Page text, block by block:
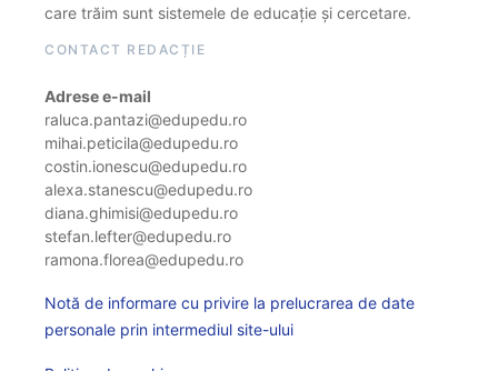
care trăim sunt sistemele de educație și cercetare.
CONTACT REDACȚIE
Adrese e-mail
raluca.pantazi@edupedu.ro
mihai.peticila@edupedu.ro
costin.ionescu@edupedu.ro
alexa.stanescu@edupedu.ro
diana.ghimisi@edupedu.ro
stefan.lefter@edupedu.ro
ramona.florea@edupedu.ro
Notă de informare cu privire la prelucrarea de date
personale prin intermediul site-ului